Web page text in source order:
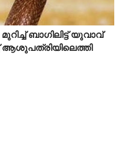
മുറിച്ച് ബാഗിലിട്ട് യുവാവ്
ആശുപത്രിയിലെത്തി